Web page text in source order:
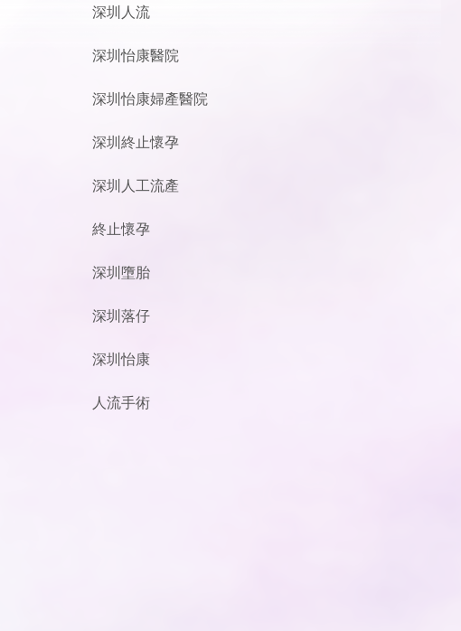
深圳人流
深圳怡康醫院
深圳怡康婦產醫院
深圳終止懷孕
深圳人工流產
終止懷孕
深圳墮胎
深圳落仔
深圳怡康
人流手術